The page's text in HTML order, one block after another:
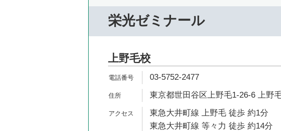
栄光ゼミナール
上野毛校
03-5752-2477
東京都世田谷区上野毛1-26-6 上野
東急大井町線 上野毛 徒歩 約1分
東急大井町線 等々力 徒歩 約14分